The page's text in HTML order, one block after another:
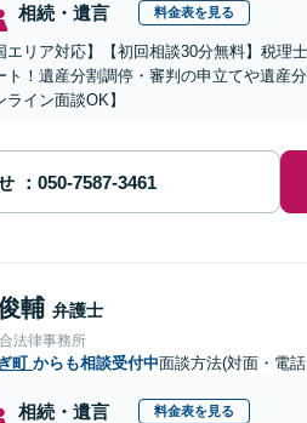
相続・遺言 料金表を見る
エリア対応】【初回相談30分無料】税
ト！遺産分割調停・審判の申立てや遺産
ライン面談OK】
輔 弁護士
法律事務所
町 からも相談受付中面談方法(対面・電
相続・遺言 料金表を見る